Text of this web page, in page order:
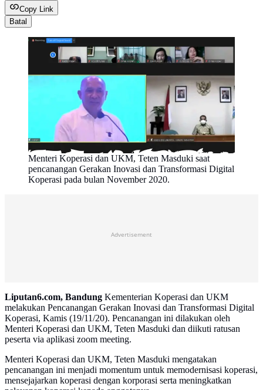
Copy Link
Batal
Menteri Koperasi dan UKM, Teten Masduki saat
pencanangan Gerakan Inovasi dan Transformasi Digital
Koperasi pada bulan November 2020.
Advertisement
Liputan6.com, Bandung Kementerian Koperasi dan UKM
melakukan Pencanangan Gerakan Inovasi dan Transformasi Digital
Koperasi, Kamis (19/11/20). Pencanangan ini dilakukan oleh
Menteri Koperasi dan UKM, Teten Masduki dan diikuti ratusan
peserta via aplikasi zoom meeting.
Menteri Koperasi dan UKM, Teten Masduki mengatakan
pencanangan ini menjadi momentum untuk memodernisasi koperasi,
mensejajarkan koperasi dengan korporasi serta meningkatkan